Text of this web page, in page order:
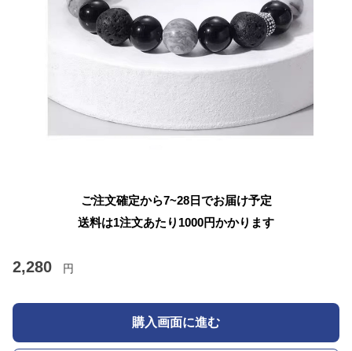
ご注文確定から7~28日でお届け予定
送料は1注文あたり 1000円かかります
2,280 円
購入画面に進む